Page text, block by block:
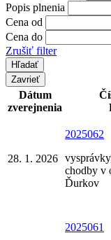
Popis plnenia
Cena od
Cena do
Zrušiť filter
Zavrieť
Dátum
zverejnenia
28. 1. 2026
2025062
chodby v
Ďurkov
2025061